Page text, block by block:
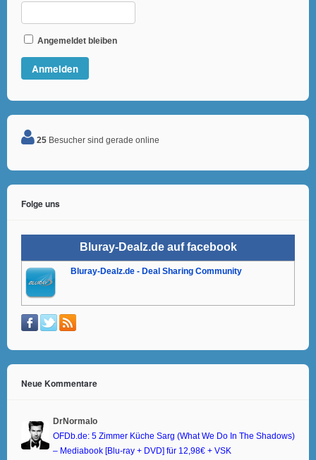
Angemeldet bleiben
25 Besucher sind gerade online
Folge uns
Bluray-Dealz.de auf facebook
Bluray-Dealz.de - Deal Sharing Community
Neue Kommentare
DrNormalo
OFDb.de: 5 Zimmer Küche Sarg (What We Do In The Shadows)
– Mediabook [Blu-ray + DVD] für 12,98€ + VSK